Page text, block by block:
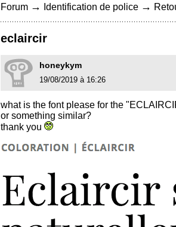
Forum → Identification de police →
eclaircir
honeykym
19/08/2019 à 16:26
what is the font please for the
or something similar?
thank you